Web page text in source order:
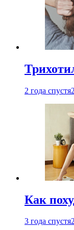
2 года спустя
Как
3 года спустя